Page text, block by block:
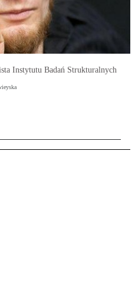
Instytutu Badań Strukturalnych